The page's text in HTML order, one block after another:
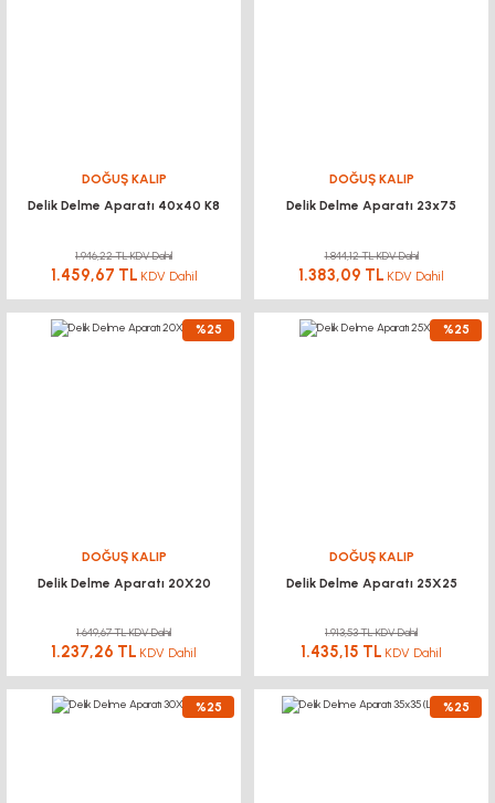
DOĞUŞ KALIP
Delik Delme Aparatı 40x40 K8
1.946,22 TL KDV Dahil
1.459,67 TL KDV Dahil
DOĞUŞ KALIP
Delik Delme Aparatı 23x75
1.844,12 TL KDV Dahil
1.383,09 TL KDV Dahil
%25
DOĞUŞ KALIP
Delik Delme Aparatı 20X20
1.649,67 TL KDV Dahil
1.237,26 TL KDV Dahil
%25
DOĞUŞ KALIP
Delik Delme Aparatı 25X25
1.913,53 TL KDV Dahil
1.435,15 TL KDV Dahil
%25 %25